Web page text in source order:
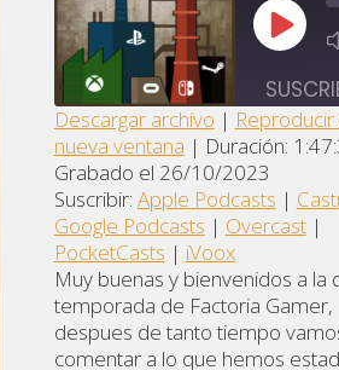
Apple
Podcasts
Castro
Overcast
FEED RSS
COMPARTIR
ENLACE
INCRUSTAR
Descargar archivo |
nueva ventana | Duración:
Grabado el 26/10/2023
Suscribir: Apple Podcasts |
Google Podcasts | Overcast|
PocketCasts | iVoox
Muy buenas y bienvenidos a la
temporada de Factoria Gamer,
despues de tanto tiempo
comentar a lo que hemos